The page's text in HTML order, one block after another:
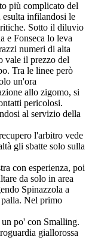
più complicato del
esulta infilandosi le
Sotto il diluvio
e Fonseca lo leva
numeri di alta
vale il prezzo del
Tra le linee però
un'ora
allo zigomo, si
pericolosi.
al servizio della
l'arbitro vede
gli sbatte solo sulla
con esperienza, poi
da solo in area
Spinazzola a
palla. Nel primo
po' con Smalling.
giallorossa